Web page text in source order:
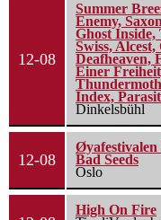
12-08
Summer
Enemy,
Ghost Inside,
Swiss,
Deafheaven,
Einer
Index,
Dinkelsbühl
12-08
Øyafestivalen
Bad Seeds
Oslo
High On Fire